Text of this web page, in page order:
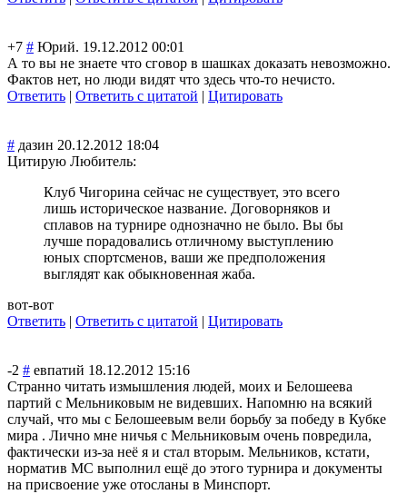
+7 # Юрий. 19.12.2012 00:01
А то вы не знаете что сговор в шашках доказать невозможно.
Фактов нет, но люди видят что здесь что-то нечисто.
Ответить | Ответить с цитатой | Цитировать
# дазин 20.12.2012 18:04
Цитирую Любитель:
Клуб Чигорина сейчас не существует, это всего
лишь историческое название. Договорняков и
сплавов на турнире однозначно не было. Вы бы
лучше порадовались отличному выступлению
юных спортсменов, ваши же предположения
выглядят как обыкновенная жаба.
вот-вот
Ответить | Ответить с цитатой | Цитировать
-2 # евпатий 18.12.2012 15:16
Странно читать измышления людей, моих и Белошеева
партий с Мельниковым не видевших. Напомню на всякий
случай, что мы с Белошеевым вели борьбу за победу в Кубке
мира . Лично мне ничья с Мельниковым очень повредила,
фактически из-за неё я и стал вторым. Мельников, кстати,
норматив МС выполнил ещё до этого турнира и документы
на присвоение уже отосланы в Минспорт.